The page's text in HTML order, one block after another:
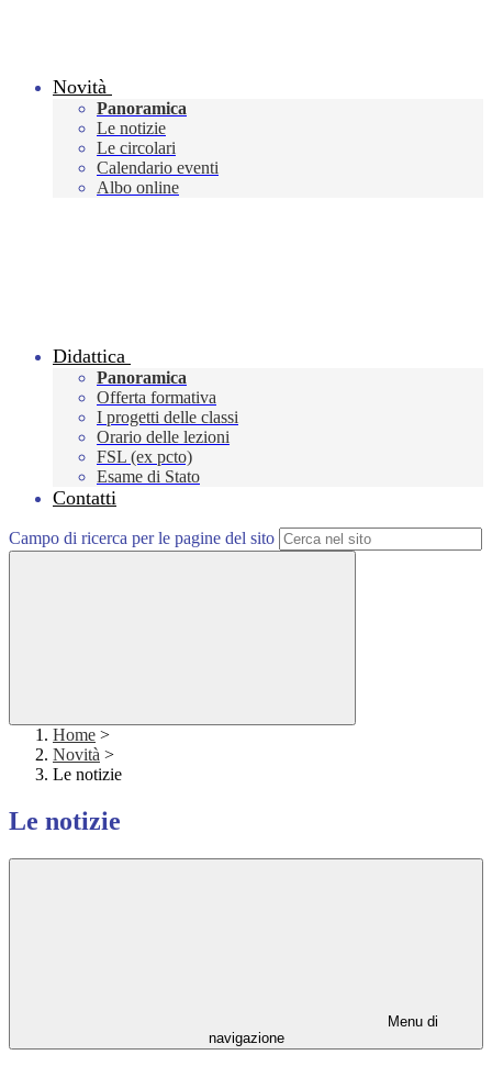
Novità
Panoramica
Le notizie
Le circolari
Calendario eventi
Albo online
Didattica
Panoramica
Offerta formativa
I progetti delle classi
Orario delle lezioni
FSL (ex pcto)
Esame di Stato
Contatti
Campo di ricerca per le pagine del sito
Home >
Novità >
Le notizie
Le notizie
Menu di
navigazione